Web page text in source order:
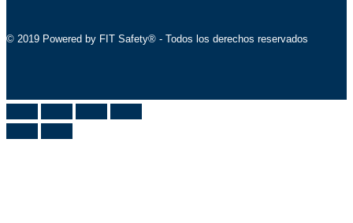
© 2019 Powered by FIT Safety® - Todos los derechos reservados